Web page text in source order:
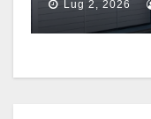
Lug 2, 2026